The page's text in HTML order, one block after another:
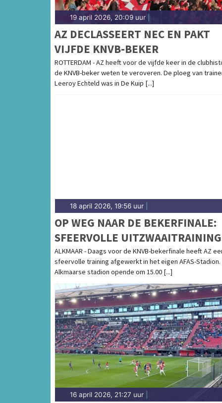
19 april 2026, 20:09 uur
AZ DECLASSEERT NEC EN PAKT
VIJFDE KNVB-BEKER
ROTTERDAM - AZ heeft voor de vijfde keer in de
de KNVB-beker weten te veroveren. De ploeg van
Leeroy Echteld was in De Kuip [...]
18 april 2026, 19:56 uur
OP WEG NAAR DE BEKERFINALE:
SFEERVOLLE
AFAS-STADION
ALKMAAR - Daags voor de KNVB-bekerfinale heeft AZ
sfeervolle training afgewerkt in het eigen AFAS-
Alkmaarse stadion opende om 15.00 [...]
16 april 2026, 21:27 uur